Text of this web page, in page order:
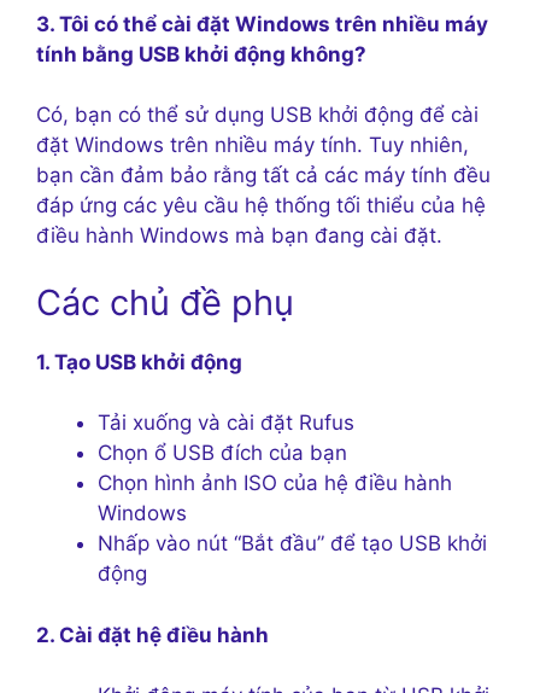
3. Tôi có thể cài đặt Windows trên nhiều máy
tính bằng USB khởi động không?
Có, bạn có thể sử dụng USB khởi động để cài
đặt Windows trên nhiều máy tính. Tuy nhiên,
bạn cần đảm bảo rằng tất cả các máy tính đều
đáp ứng các yêu cầu hệ thống tối thiểu của hệ
điều hành Windows mà bạn đang cài đặt.
Các chủ đề phụ
1. Tạo USB khởi động
Tải xuống và cài đặt Rufus
Chọn ổ USB đích của bạn
Chọn hình ảnh ISO của hệ điều hành
Windows
Nhấp vào nút “Bắt đầu” để tạo USB khởi
động
2. Cài đặt hệ điều hành